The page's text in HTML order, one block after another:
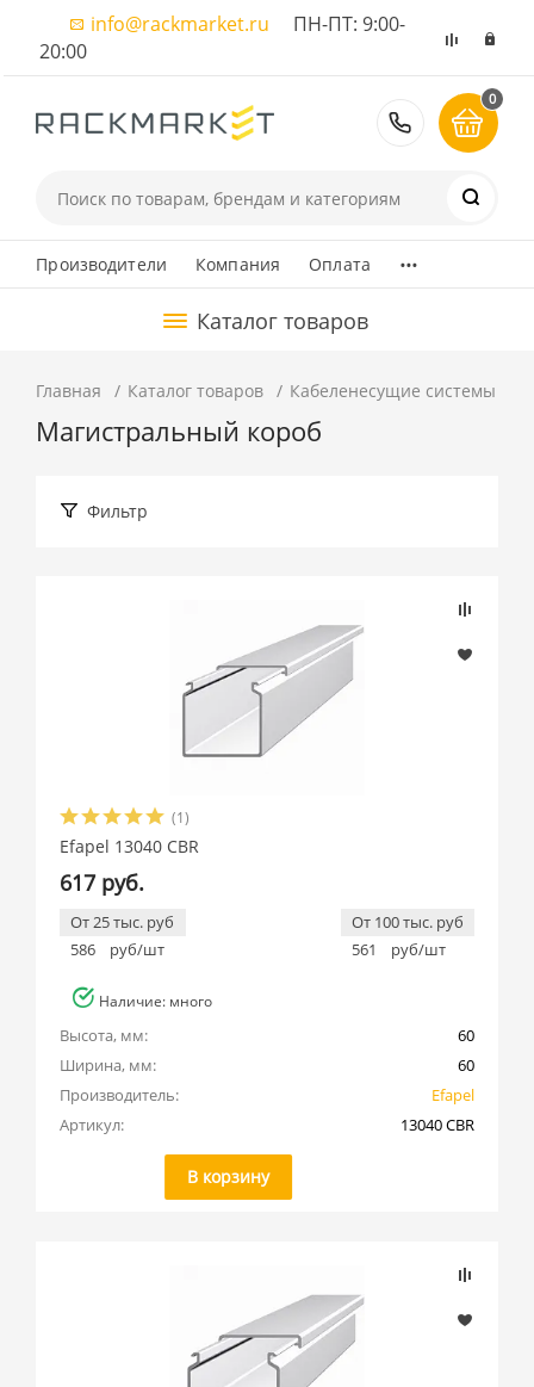
info@rackmarket.ru ПН-ПТ: 9:00-
20:00
8 (495)
0
Производители Компания Оплата ...
Каталог товаров
Главная Каталог товаров Кабеленесущие системы
Магистральный короб
Фильтр
Производитель
Efapel (
(1)
Efapel 13040 CBR
617 руб.
От 25 тыс. руб
586
руб/шт
От 100 тыс. руб
561
руб/шт
Наличие: много
Высота, мм:
60
Ширина, мм:
60
Производитель:
Efapel
Артикул:
13040 CBR
В корзину